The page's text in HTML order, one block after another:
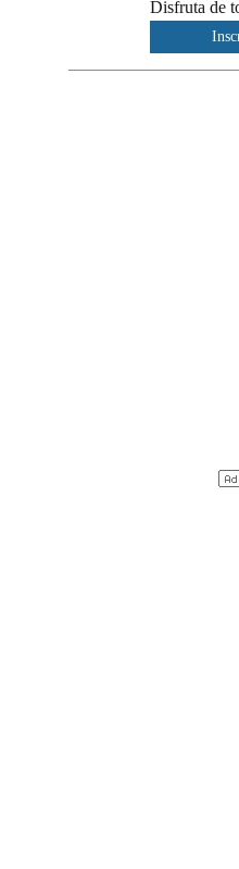
Disfruta de